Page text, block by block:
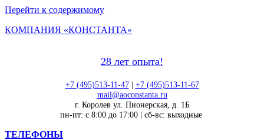
Перейти к содержимому
КОМПАНИЯ «КОНСТАНТА»
28 лет опыта!
+7 (495)513-11-47| +7 (495)513-11-67
mail@aoconstanta.ru
г. Королев ул. Пионерская, д. 1Б
пн-пт: с 8:00 до 17:00 | сб-вс: выходные
ТЕЛЕФОНЫ